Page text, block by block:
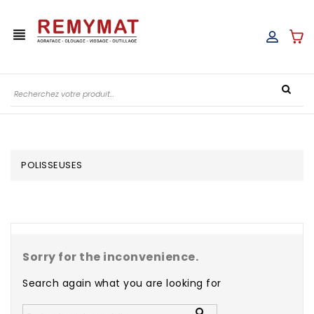
view_headline
POLISSEUSES
Sorry for the inconvenience.
Search again what you are looking for